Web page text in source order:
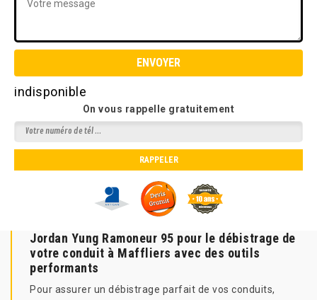
indisponible
On vous rappelle gratuitement
Jordan Yung Ramoneur 95 pour le débistrage de
votre conduit à Maffliers avec des outils
performants
Pour assurer un débistrage parfait de vos conduits,